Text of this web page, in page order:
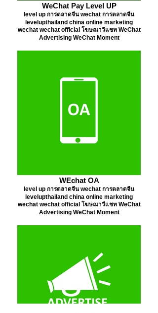
WeChat Pay Level UP
level up การตลาดจีน wechat การตลาดจีน
levelupthailand china online marketing
wechat wechat official โฆษณาวีแชท WeChat
Advertising WeChat Moment
WEchat OA
level up การตลาดจีน wechat การตลาดจีน
levelupthailand china online marketing
wechat wechat official โฆษณาวีแชท WeChat
Advertising WeChat Moment